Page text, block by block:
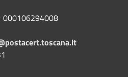
000106294008